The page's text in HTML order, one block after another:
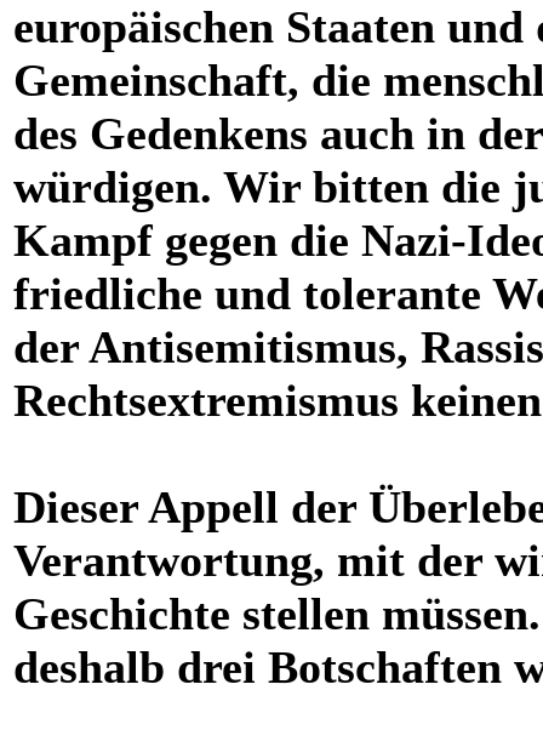
europäischen Staaten
Gemeinschaft, die
des Gedenkens auch in
würdigen. Wir bitten die
Kampf gegen die Nazi-
friedliche und tolerante
der Antisemitismus,
Rechtsextremismus
Dieser Appell der
Verantwortung, mit der
Geschichte stellen
deshalb drei Botschaften